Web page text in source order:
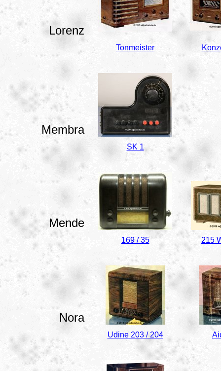
Lorenz
Tonmeister
Membra
SK 1
Mende
169 / 35 215
Nora
Udine 203 / 204